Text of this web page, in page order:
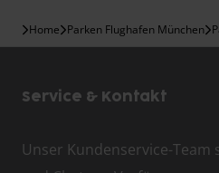
Home Parken Flughafen München
Service & Kontakt
Unser Kundenservice-Team